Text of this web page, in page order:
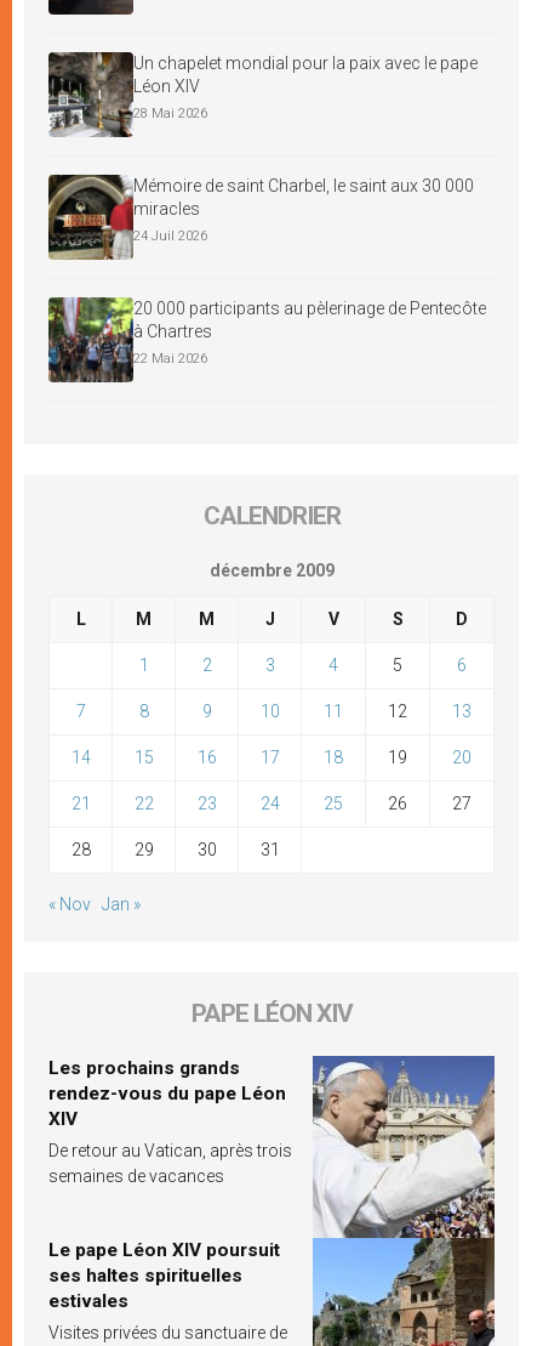
Un chapelet mondial pour la paix avec le pape
Léon XIV
28 Mai 2026
Mémoire de saint Charbel, le saint aux 30 000
miracles
24 Juil 2026
20 000 participants au pèlerinage de Pentecôte
à Chartres
22 Mai 2026
CALENDRIER
décembre 2009
L M M J V S D
1 2 3 4 5 6
7 8 9 10 11 12 13
14 15 16 17 18 19 20
21 22 23 24 25 26 27
28 29 30 31
« Nov Jan »
PAPE LÉON XIV
Les prochains grands
rendez-vous du pape Léon
XIV
De retour au Vatican, après trois
semaines de vacances
Le pape Léon XIV poursuit
ses haltes spirituelles
estivales
Visites privées du sanctuaire de